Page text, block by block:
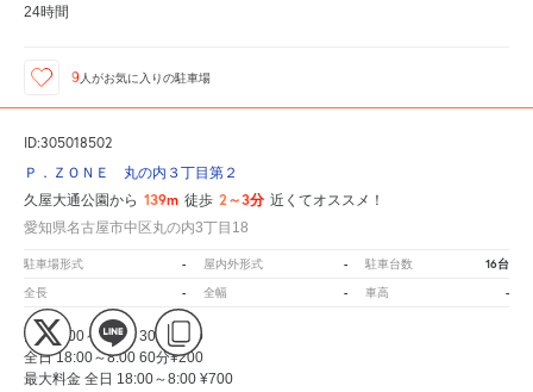
24時間
9 人がお気に入りの駐車場
ID:305018502
Ｐ．ＺＯＮＥ 丸の内３丁目第２
久屋大通公園から 139m 徒歩 2～3分 近くてオススメ！
愛知県名古屋市中区丸の内3丁目18
駐車場形式 - 屋内外形式 - 駐車台数 16台
全長 - 全幅 - 車高 -
全日 8:00～18:00 30分¥200
全日 18:00～8:00 60分¥200
最大料金 全日 18:00～8:00 ¥700